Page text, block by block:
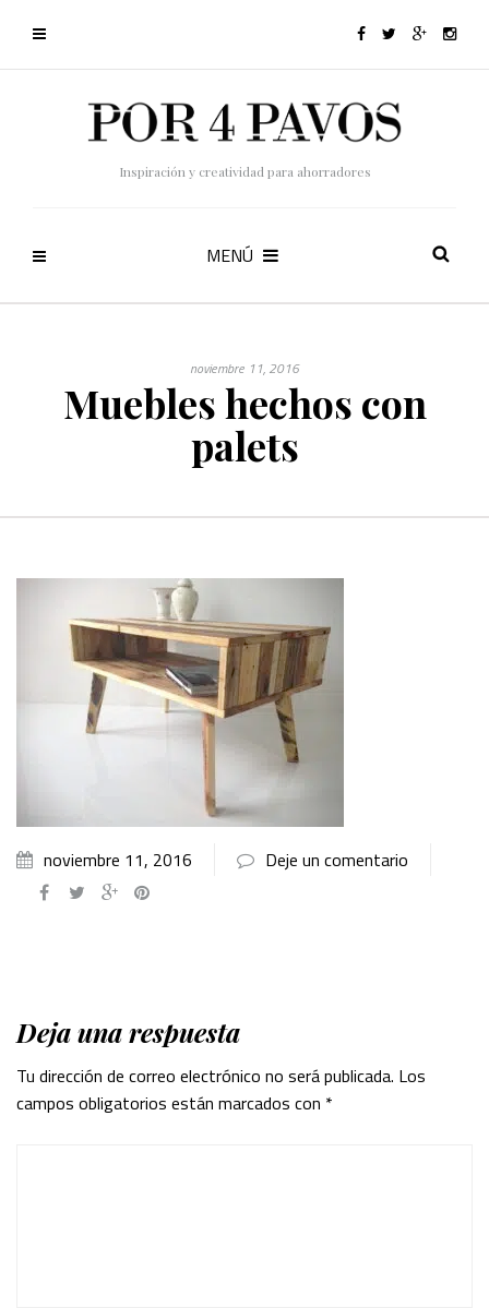
Inspiración y creatividad para ahorradores
MENÚ
noviembre 11, 2016
Muebles hechos con
palets
noviembre 11, 2016 Deje un comentario
Deja una respuesta
Tu dirección de correo electrónico no será publicada. Los
campos obligatorios están marcados con *